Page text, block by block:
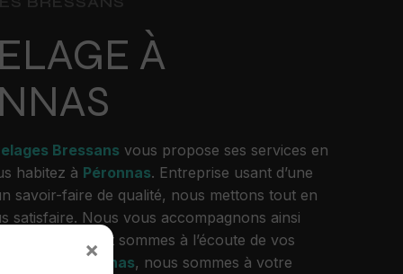
×
À
Bressans vous propose ses services en
habitez à Péronnas. Entreprise usant d’une
savoir-faire de qualité, nous mettons tout en
satisfaire. Nous vous accompagnons ainsi
et sommes à l’écoute de vos
Péronnas, nous sommes à votre